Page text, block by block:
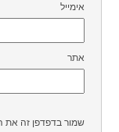
אתר
שמור בדפדפן זה את